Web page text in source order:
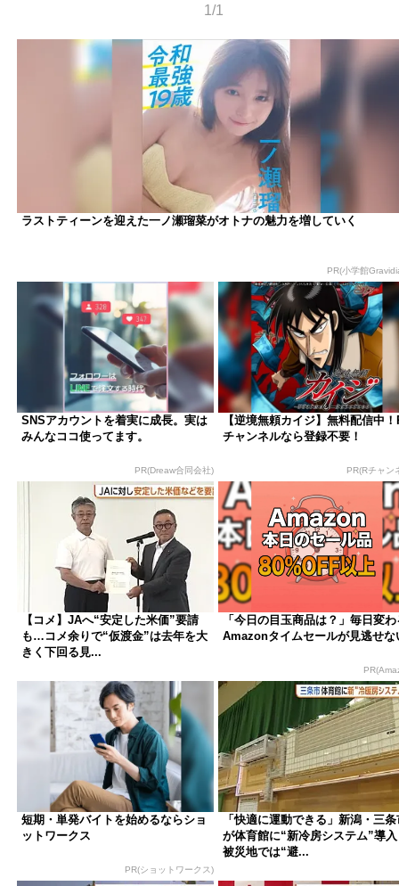
1/1
ラストティーンを迎えた一ノ瀬瑠菜がオトナの魅力を増していく
PR(小学館
SNSアカウントを着実に成長。実は
みんなココ使ってます。
PR(Dreaw合同会社)
【逆境無頼カイジ】無料配信中！
チャンネルなら登録不要！
PR(Rチャン
【コメ】JAへ“安定した米価”要請
も…コメ余りで“仮渡金”は去年を大
きく下回る見...
「今日の目玉商品は？」毎日変わ
Amazonタイムセールが見逃せな
短期・単発バイトを始めるならショ
ットワークス
PR(ショットワークス)
「快適に運動できる」新潟・三条
が体育館に“新冷房システム”導
被災地では“避...